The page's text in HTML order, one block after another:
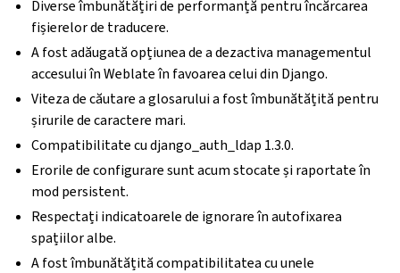
Diverse îmbunătățiri de performanță pentru încărcarea
fișierelor de traducere.
A fost adăugată opțiunea de a dezactiva managementul
accesului în Weblate în favoarea celui din Django.
Viteza de căutare a glosarului a fost îmbunătățită pentru
șirurile de caractere mari.
Compatibilitate cu django_auth_ldap 1.3.0.
Erorile de configurare sunt acum stocate și raportate în
mod persistent.
Respectați indicatoarele de ignorare în autofixarea
spațiilor albe.
A fost îmbunătățită compatibilitatea cu unele